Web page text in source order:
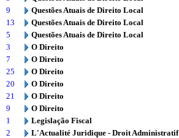
9
Questões Atuais de Direito Local
13
Questões Atuais de Direito Local
5
Questões Atuais de Direito Local
3
O Direito
7
O Direito
25
O Direito
20
O Direito
21
O Direito
9
O Direito
1
Legislação Fiscal
2
L'Actualité Juridique - Droit Administratif